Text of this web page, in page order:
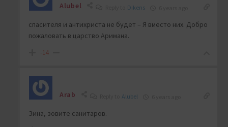
Alubel Dikens
спасителя и антихриста не будет – Я вместо них. Добро
пожаловать в царство Аримана.
-14
Arab Alubel
Зина, зовите санитаров.